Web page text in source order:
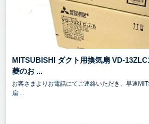
MITSUBISHI ダクト用換気扇 VD-
菱のお ...
お客さまよりお電話にてご連絡いただき、早速
扇 ...